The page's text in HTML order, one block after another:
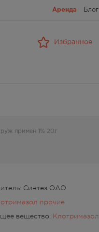
Аренда Блог
Избранное
примен 1% 20г
Синтез ОАО
прочие
вещество: Клотримазол